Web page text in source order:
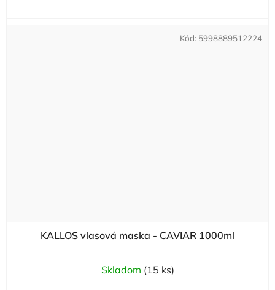
KALLOS vlasová maska - CAVIAR 1000ml
Skladom (15 ks)
Kód: 5998889512224